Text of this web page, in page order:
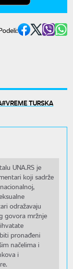
VREME TURSKA
UNA.RS je
koji sadrže
odražavaju
govora mržnje
pronađeni
načelima i
i